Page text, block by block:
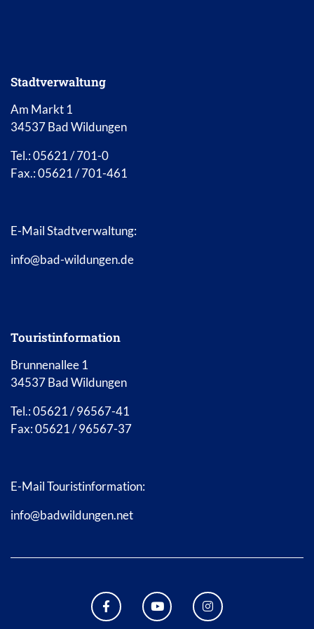
Stadtverwaltung
Am Markt 1
34537 Bad Wildungen
Tel.: 05621 / 701-0
Fax.: 05621 / 701-461
E-Mail Stadtverwaltung:
info@bad-wildungen.de
Touristinformation
Brunnenallee 1
34537 Bad Wildungen
Tel.: 05621 / 96567-41
Fax: 05621 / 96567-37
E-Mail Touristinformation:
info@badwildungen.net
FACEBOOK BAD WILDUNGEN
YOUTUBE KANAL STADT
INSTAGRAM